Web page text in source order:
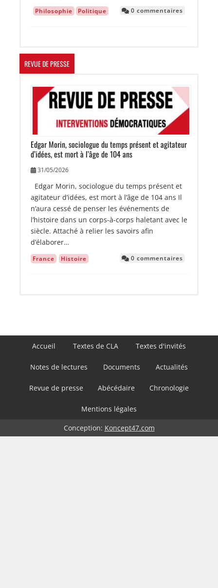
Philosophie Politique 0 commentaires
REVUE DE PRESSE
Image
Edgar Morin, sociologue du temps présent et agitateur
d’idées, est mort à l’âge de 104 ans
31/05/2026
Edgar Morin, sociologue du temps présent et
agitateur d’idées, est mort à l’âge de 104 ans Il
n’aura cessé de penser les événements de
l’histoire dans un corps-à-corps haletant avec le
siècle. Attaché à relier les savoirs afin
d’élaborer…
France Histoire 0 commentaires
Navigation
Accueil Textes de CLA Textes d'invités
Notes de lectures Documents Actualités
Revue de presse Abécédaire Chronologie
Mentions légales
Conception: Koncept47.com